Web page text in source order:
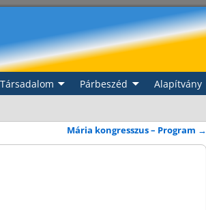
Társadalom Párbeszéd Alapítvány
Mária kongresszus – Program →